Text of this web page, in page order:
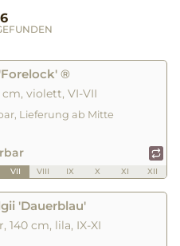
®
cm, violett, VI-VII
Lieferung ab Mitte
VII VIII IX X XI XII
'Dauerblau'
140 cm, lila, IX-XI